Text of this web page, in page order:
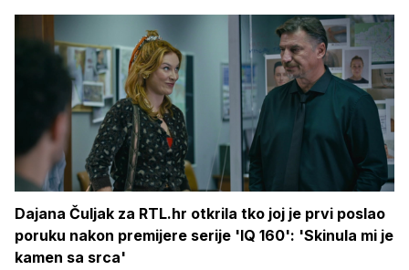
Dajana Čuljak za RTL.hr otkrila tko joj je prvi poslao
poruku nakon premijere serije 'IQ 160': 'Skinula mi je
kamen sa srca'